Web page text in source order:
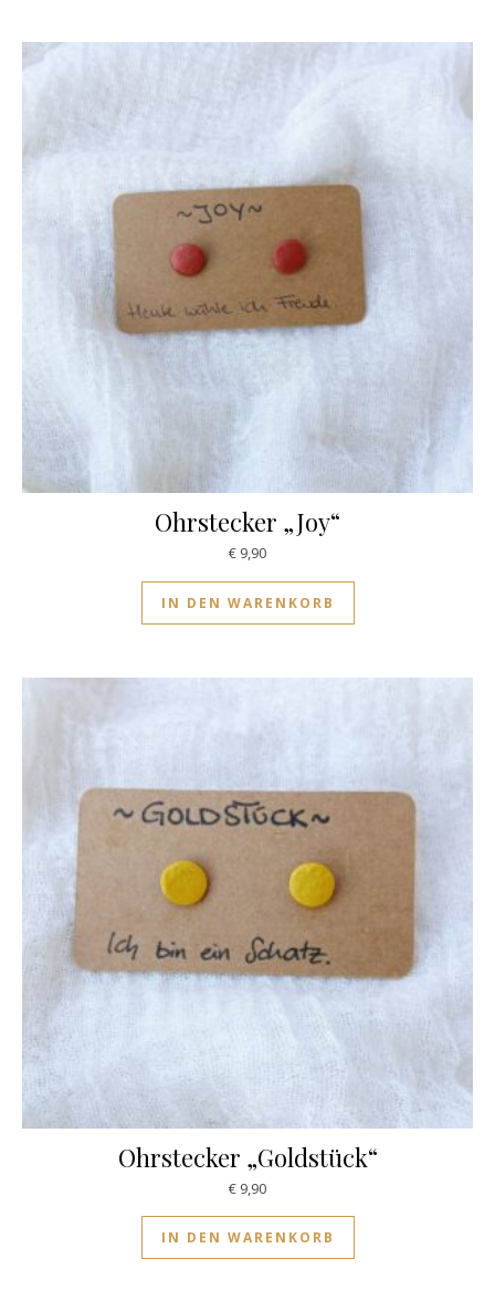
Ohrstecker „Joy“
€ 9,90
IN DEN WARENKORB
Ohrstecker „Goldstück“
€ 9,90
IN DEN WARENKORB